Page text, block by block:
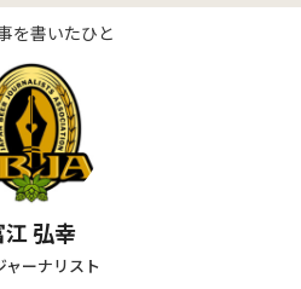
を書いたひと
江 弘幸
ャーナリスト